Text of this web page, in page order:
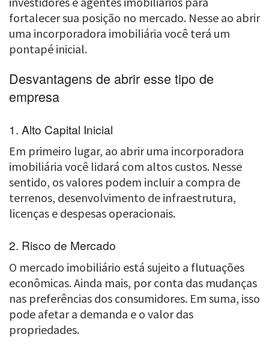
fortalecer sua posição no mercado. Nesse ao abrir
uma incorporadora imobiliária você terá um
pontapé inicial.
Desvantagens de abrir esse tipo de
empresa
1. Alto Capital Inicial
Em primeiro lugar, ao abrir uma incorporadora
imobiliária você lidará com altos custos. Nesse
sentido, os valores podem incluir a compra de
terrenos, desenvolvimento de infraestrutura,
licenças e despesas operacionais.
2. Risco de Mercado
O mercado imobiliário está sujeito a flutuações
econômicas. Ainda mais, por conta das mudanças
nas preferências dos consumidores. Em suma, isso
pode afetar a demanda e o valor das
propriedades.